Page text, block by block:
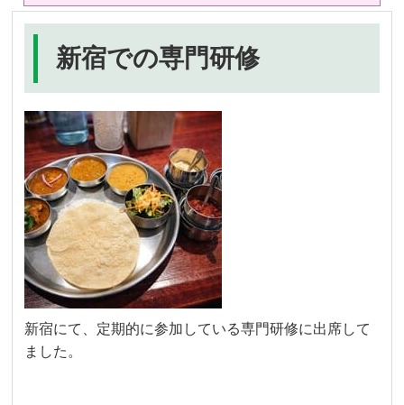
新宿での専門研修
新宿にて、定期的に参加している専門研修に出席して
ました。